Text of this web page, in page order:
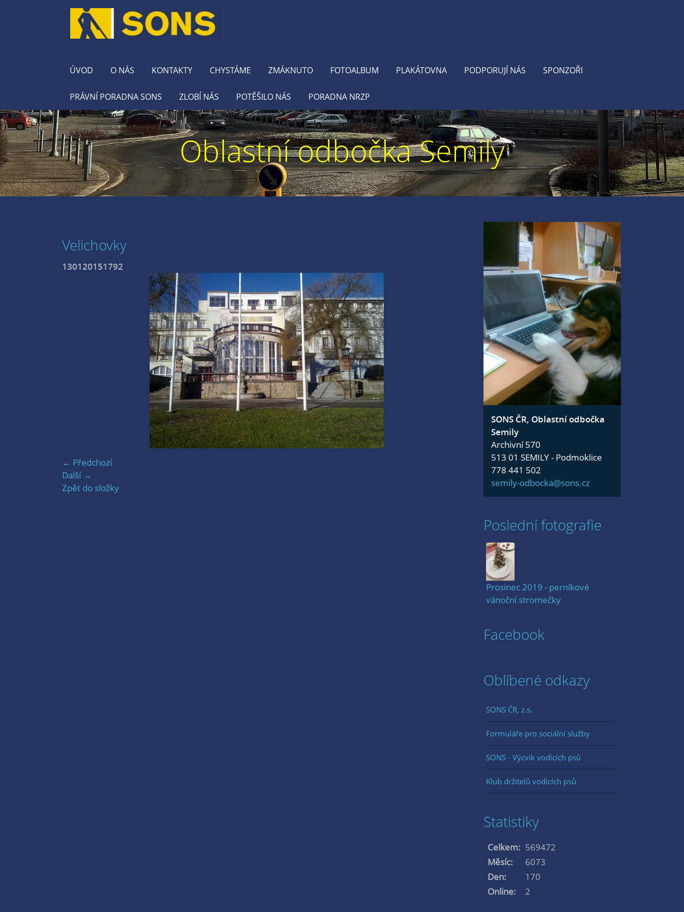
ÚVOD O NÁS KONTAKTY CHYSTÁME ZMÁKNUTO FOTOALBUM PLAKÁTOVNA PODPORUJÍ NÁS SPONZOŘI
PRÁVNÍ PORADNA SONS ZLOBÍ NÁS POTĚŠILO NÁS PORADNA NRZP
Oblastní odbočka Semily
Velichovky
130120151792
← Předchozí
Další →
Zpět do složky
SONS ČR, Oblastní odbočka
Semily
Archivní 570
513 01 SEMILY - Podmoklice
778 441 502
semily-odbocka@sons.cz
Poslední fotografie
Prosinec 2019 - perníkové
vánoční stromečky
Facebook
Oblíbené odkazy
SONS ČR, z.s.
Formuláře pro sociální služby
SONS - Výcvik vodících psů
Klub držitelů vodících psů
Statistiky
Online: 2
Celkem: 569472
Měsíc:
6073
Den:
170